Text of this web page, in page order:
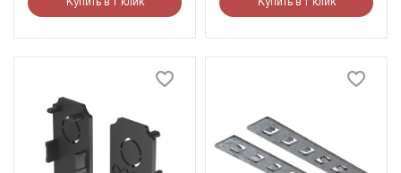
Купить в 1 клик Купить в 1 клик